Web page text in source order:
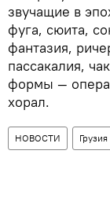
звучащие в
фуга, сюита,
фантазия,
пассакалия,
формы — опера,
хорал.
НОВОСТИ Грузия